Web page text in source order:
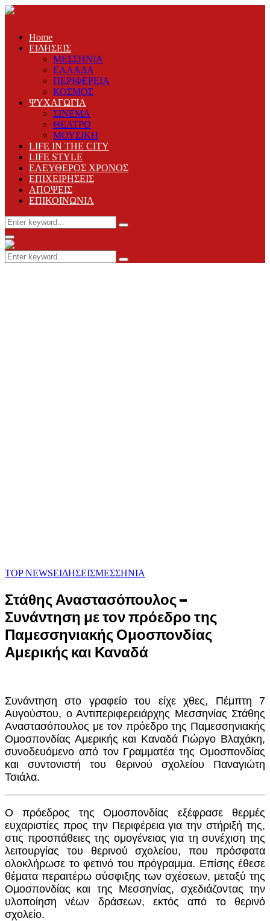
Home
ΕΙΔΗΣΕΙΣ
ΜΕΣΣΗΝΙΑ
ΕΛΛΑΔΑ
ΠΕΡΙΦΕΡΕΙΑ
ΚΟΣΜΟΣ
ΨΥΧΑΓΩΓΙΑ
ΣΙΝΕΜΑ
ΘΕΑΤΡΟ
ΜΟΥΣΙΚΗ
LIFE IN THE CITY
LIFE STYLE
ΕΛΕΥΘΕΡΟΣ ΧΡΟΝΟΣ
ΕΠΙΧΕΙΡΗΣΕΙΣ
ΑΠΟΨΕΙΣ
ΕΠΙΚΟΙΝΩΝΙΑ
Search
for:
Search
Primary
Menu
Search
for:
Search
TOP NEWSΕΙΔΗΣΕΙΣΜΕΣΣΗΝΙΑ
Στάθης Αναστασόπουλος –
Συνάντηση με τον πρόεδρο της
Παμεσσηνιακής Ομοσπονδίας
Αμερικής και Καναδά
Συνάντηση στο γραφείο του είχε χθες, Πέμπτη 7
Αυγούστου, ο Αντιπεριφερειάρχης Μεσσηνίας Στάθης
Αναστασόπουλος με τον πρόεδρο της Παμεσσηνιακής
Ομοσπονδίας Αμερικής και Καναδά Γιώργο Βλαχάκη,
συνοδευόμενο από τον Γραμματέα της Ομοσπονδίας
και συντονιστή του θερινού σχολείου Παναγιώτη
Τσιάλα.
Ο πρόεδρος της Ομοσπονδίας εξέφρασε θερμές
ευχαριστίες προς την Περιφέρεια για την στήριξή της,
στις προσπάθειες της ομογένειας για τη συνέχιση της
λειτουργίας του θερινού σχολείου, που πρόσφατα
ολοκλήρωσε το φετινό του πρόγραμμα. Επίσης έθεσε
θέματα περαιτέρω σύσφιξης των σχέσεων, μεταξύ της
Ομοσπονδίας και της Μεσσηνίας, σχεδιάζοντας την
υλοποίηση νέων δράσεων, εκτός από το θερινό
σχολείο.